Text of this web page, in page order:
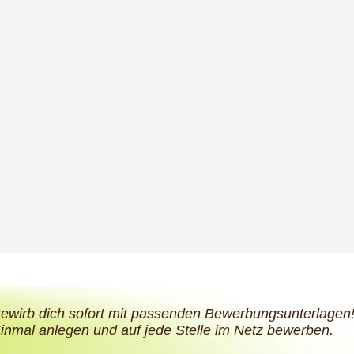
dich sofort mit passenden Bewerbungsunterlagen!
anlegen und auf jede Stelle im Netz bewerben.